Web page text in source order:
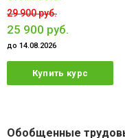
29 900 руб.
25 900 руб.
до 14.08.2026
Купить курс
Обобщенные